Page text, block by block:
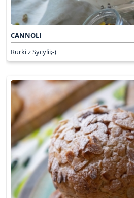
CANNOLI
Rurki z Sycylii;-)